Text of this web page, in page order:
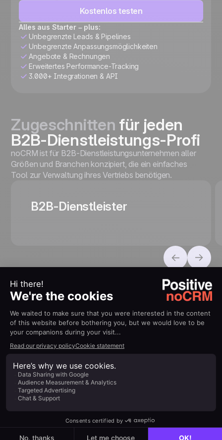
Kostenlos testen
Alles aus Starter – plus:
Unbegrenzte Leads & Pipelines
Unbegrenzte Anpassungsmöglichkeiten
Angebote & Rechnungen
Erweitertes Performance-Tracking
3.000+ Integrationen & API
Zugeschnitten für jeden
B2B-Dienstleistungs-Profi
noCRM ist für B2B-Dienstleistungsunternehmen aller
Größen und Branchen konzipiert, die ein einfaches
Tool zur Verwaltung ihres Vertriebs benötigen.
B2B-Dienstleister
100% mit Ihrem Ökosystem
verbunden
Verbinden Sie sich nahtlos mit Ihren täglichen Tools, um
Ihre Produktivität ohne Komplexität zu steigern.